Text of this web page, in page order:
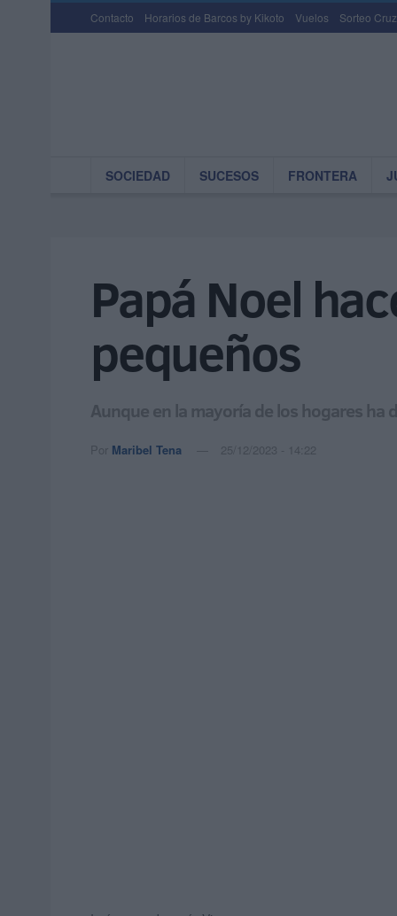
Contacto Horarios de Barcos by Kikoto Vuelos Sorteo
SOCIEDAD SUCESOS FRONTERA
Papá Noel
pequeños
Aunque en la mayoría de los hogares
Por Maribel Tena 25/12/2023 - 14:22